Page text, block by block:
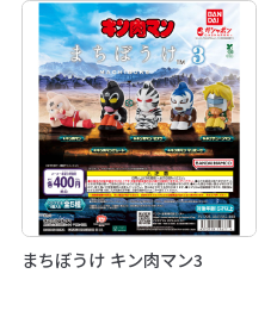
まちぼうけ キン肉マン3